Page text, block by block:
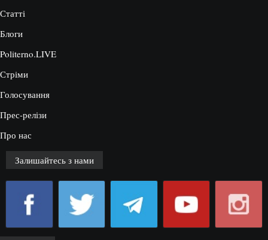
Статті
Блоги
Politerno.LIVE
Стріми
Голосування
Прес-релізи
Про нас
Залишайтесь з нами